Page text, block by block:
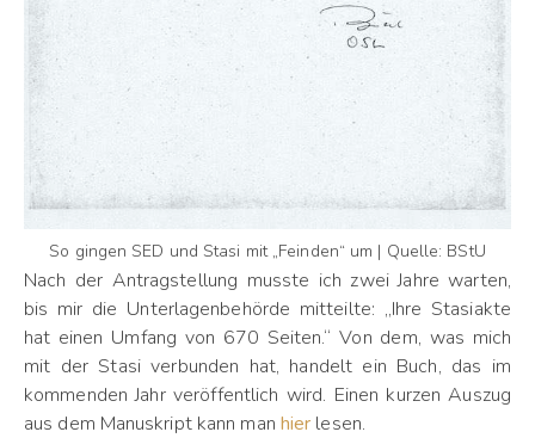
So gingen SED und Stasi mit „Feinden“ um | Quelle: BStU
Nach der Antragstellung musste ich zwei Jahre warten,
bis mir die Unterlagenbehörde mitteilte: „Ihre Stasiakte
hat einen Umfang von 670 Seiten.“ Von dem, was mich
mit der Stasi verbunden hat, handelt ein Buch, das im
kommenden Jahr veröffentlich wird. Einen kurzen Auszug
aus dem Manuskript kann man hier lesen.